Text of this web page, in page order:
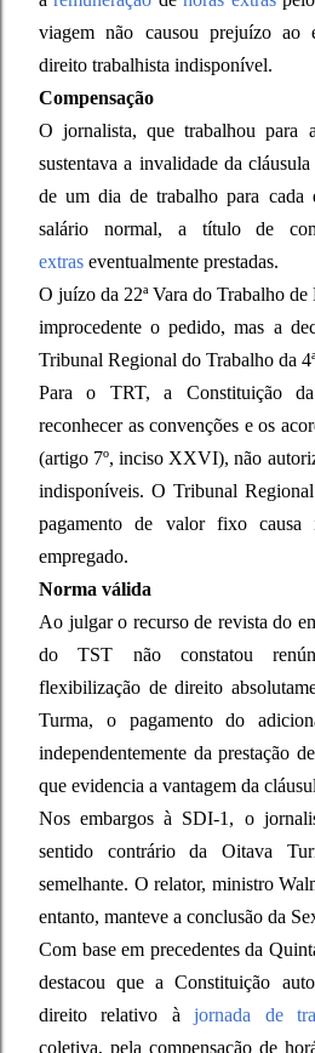
viagem não causou prejuízo ao
direito trabalhista indisponível.
Compensação
O jornalista, que trabalhou para
sustentava a invalidade da
de um dia de trabalho para cada
salário normal, a título de
extras eventualmente prestadas.
O juízo da 22ª Vara do Trabalho
improcedente o pedido, mas a
Tribunal Regional do Trabalho da
Para o TRT, a Constituição
reconhecer as convenções e os
(artigo 7º, inciso XXVI), não
indisponíveis. O Tribunal
pagamento de valor fixo causa
empregado.
Norma válida
Ao julgar o recurso de revista do
do TST não constatou
flexibilização de direito
Turma, o pagamento do
independentemente da prestação
que evidencia a vantagem da
Nos embargos à SDI-1, o
sentido contrário da Oitava
semelhante. O relator, ministro
entanto, manteve a conclusão da
Com base em precedentes da
destacou que a Constituição
direito relativo à
jornada de
coletiva, pela compensação de